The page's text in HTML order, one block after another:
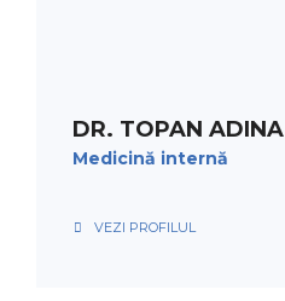
DR. TOPAN ADINA
Medicină internă
VEZI PROFILUL